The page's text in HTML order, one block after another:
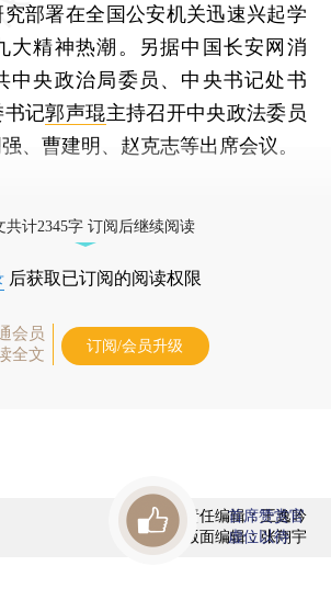
部署在全国公安机关迅速兴起学
大精神热潮。另据中国长安网消
中央政治局委员、中央书记处书
书记郭声琨主持召开中央政法委员
、曹建明、赵克志等出席会议。
共计2345字 订阅后继续阅读
后获取已订阅的阅读权限
会员
全文
订阅/会员升级
责任编辑：王逸吟
版面编辑：张翔宇
首席赞赏官
虚位以待